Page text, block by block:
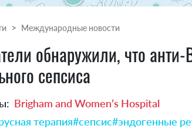
Международные новости
обнаружили, что
сепсиса
Brigham and Women’s Hospital
терапия#сепсис#эндогенные